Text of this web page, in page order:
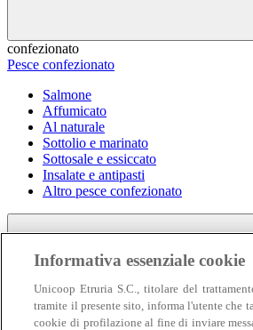
confezionato
Pesce confezionato
Salmone
Affumicato
Al naturale
Sottolio e marinato
Sottosale e essiccato
Insalate e antipasti
Altro pesce confezionato
Informativa essenziale cookie
Unicoop Etruria S.C., titolare del
tramite il presente sito, informa l'utente che
cookie di profilazione al fine di inviare